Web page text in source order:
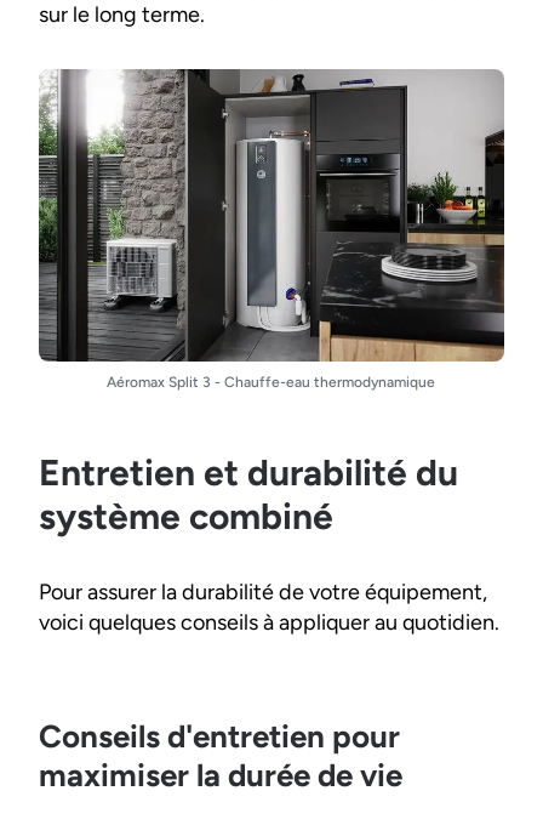
sur le long terme.
Aéromax Split 3 - Chauffe-eau thermodynamique
Entretien et durabilité du
système combiné
Pour assurer la durabilité de votre équipement,
voici quelques conseils à appliquer au quotidien.
Conseils d'entretien pour
maximiser la durée de vie